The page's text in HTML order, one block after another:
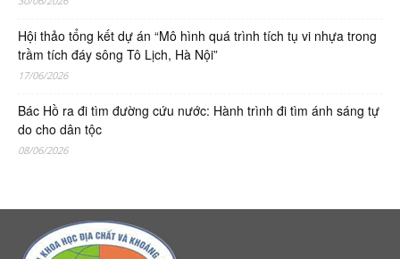
Hội thảo tổng kết dự án “Mô hình quá trình tích tụ vi nhựa trong
trầm tích đáy sông Tô Lịch, Hà Nội”
17/06/2026
Bác Hồ ra đi tìm đường cứu nước: Hành trình đi tìm ánh sáng tự
do cho dân tộc
08/06/2026